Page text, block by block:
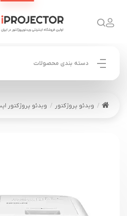
دسته بندی محصولات
ویدئو پروژکتور ویدئو پروژکتور